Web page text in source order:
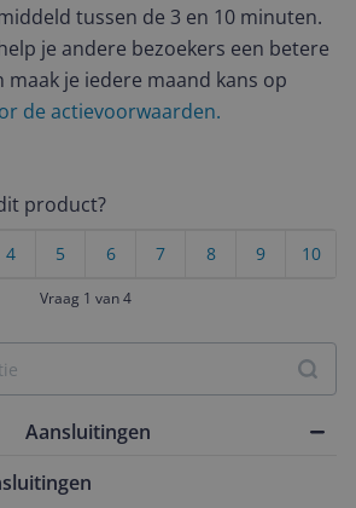
Aansluitingen
tussen de 3 en 10 minuten.
je andere bezoekers een betere
maak je iedere maand kans op
de actievoorwaarden.
product?
10
9
8
7
6
5
4
Vraag 1 van 4